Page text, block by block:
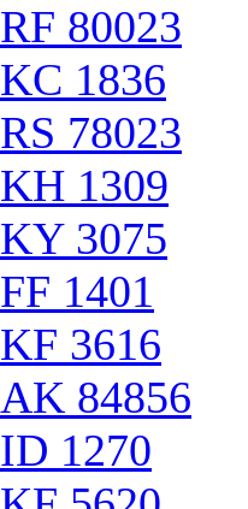
RF 80023
KC 1836
RS 78023
KH 1309
KY 3075
FF 1401
KF 3616
AK 84856
ID 1270